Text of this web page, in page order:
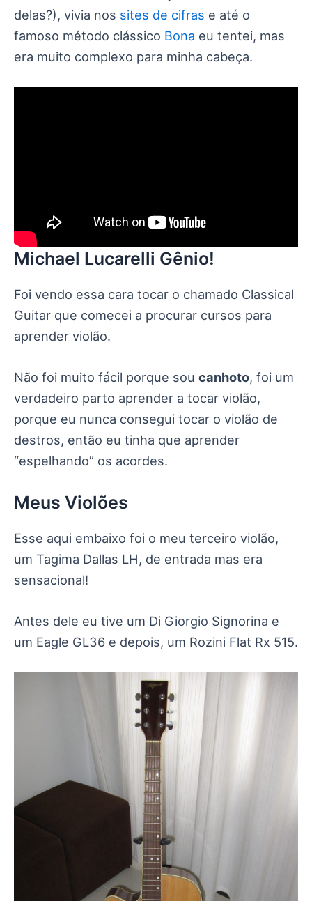
delas?), vivia nos sites de cifras e até o
famoso método clássico Bona eu tentei, mas
era muito complexo para minha cabeça.
Michael Lucarelli Gênio!
Foi vendo essa cara tocar o chamado Classical
Guitar que comecei a procurar cursos para
aprender violão.
Não foi muito fácil porque sou canhoto, foi um
verdadeiro parto aprender a tocar violão,
porque eu nunca consegui tocar o violão de
destros, então eu tinha que aprender
“espelhando” os acordes.
Meus Violões
Esse aqui embaixo foi o meu terceiro violão,
um Tagima Dallas LH, de entrada mas era
sensacional!
Antes dele eu tive um Di Giorgio Signorina e
um Eagle GL36 e depois, um Rozini Flat Rx 515.